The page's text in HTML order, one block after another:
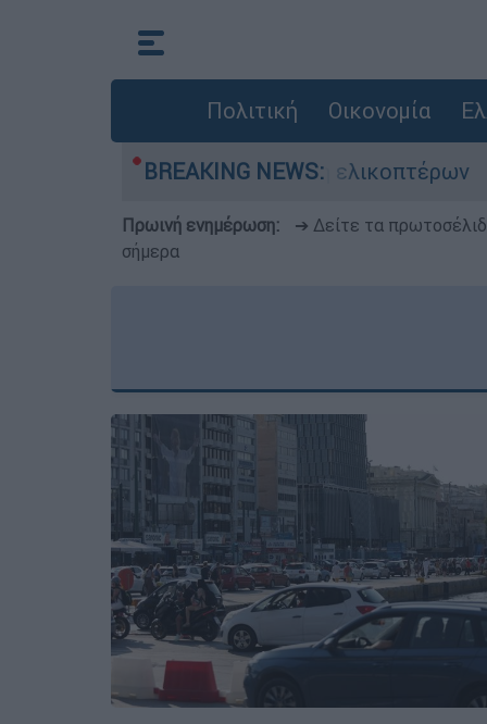
Πολιτική Οικονομία
BREAKING NEWS:
στη σύγκρουση ελικοπτέρων Μπαράζ
Πρωινή ενημέρωση: ➔ Δείτε τα
σήμερα